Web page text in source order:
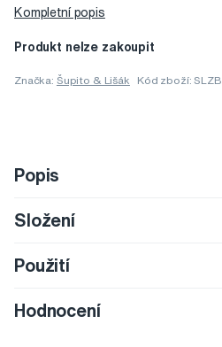
Kompletní popis
Produkt nelze zakoupit
Značka: Šupito & Lišák Kód zboží: SLZB
Popis
Složení
Použití
Hodnocení